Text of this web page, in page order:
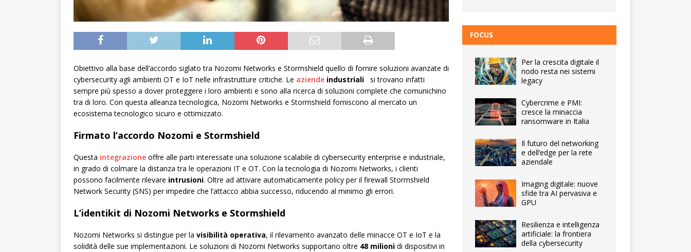
Obiettivo alla base dell’accordo siglato tra Nozomi Networks e Stormshield quello di fornire soluzioni avanzate di
cybersecurity agli ambienti OT e IoT nelle infrastrutture critiche. Le aziende industriali si trovano infatti
sempre più spesso a dover proteggere i loro ambienti e sono alla ricerca di soluzioni complete che comunichino
tra di loro. Con questa alleanza tecnologica, Nozomi Networks e Stormshield forniscono al mercato un
ecosistema tecnologico sicuro e ottimizzato.
Firmato l’accordo Nozomi e Stormshield
Questa integrazione offre alle parti interessate una soluzione scalabile di cybersecurity enterprise e industriale,
in grado di colmare la distanza tra le operazioni IT e OT. Con la tecnologia di Nozomi Networks, i clienti
possono facilmente rilevare intrusioni. Oltre ad attivare automaticamente policy per il firewall Stormshield
Network Security (SNS) per impedire che l’attacco abbia successo, riducendo al minimo gli errori.
L’identikit di Nozomi Networks e Stormshield
Nozomi Networks si distingue per la visibilità operativa, il rilevamento avanzato delle minacce OT e IoT e la
solidità delle sue implementazioni. Le soluzioni di Nozomi Networks supportano oltre 48 milioni di dispositivi in
FOCUS
Per la crescita digitale il
nodo resta nei sistemi
legacy
Cybercrime e PMI:
cresce la minaccia
ransomware in Italia
Il futuro del networking
e dell’edge per la rete
aziendale
Imaging digitale: nuove
sfide tra AI pervasiva e
GPU
Resilienza e intelligenza
artificiale: la frontiera
della cybersecurity